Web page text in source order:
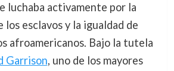
luchaba activamente por la
los esclavos y la igualdad de
afroamericanos. Bajo la tutela
Garrison, uno de los mayores